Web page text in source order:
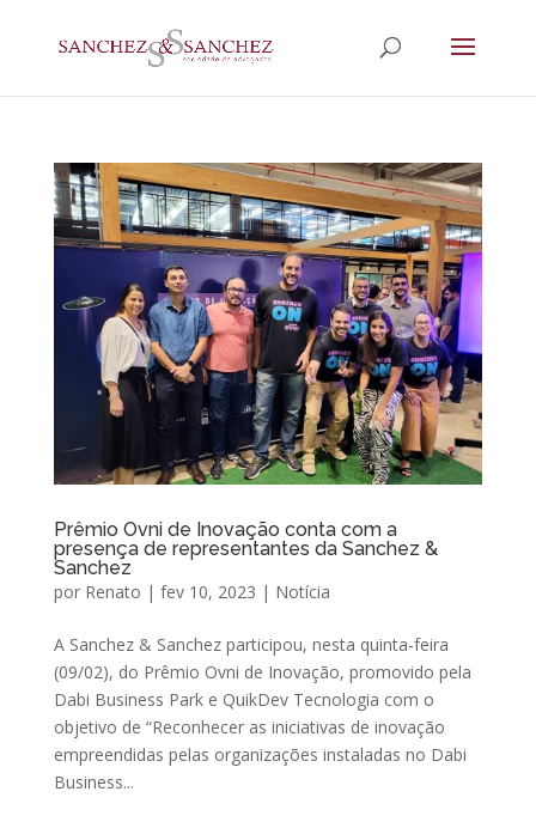
Prêmio Ovni de Inovação conta com a
presença de representantes da Sanchez &
Sanchez
por Renato | fev 10, 2023 | Notícia
A Sanchez & Sanchez participou, nesta quinta-feira
(09/02), do Prêmio Ovni de Inovação, promovido pela
Dabi Business Park e QuikDev Tecnologia com o
objetivo de “Reconhecer as iniciativas de inovação
empreendidas pelas organizações instaladas no Dabi
Business...